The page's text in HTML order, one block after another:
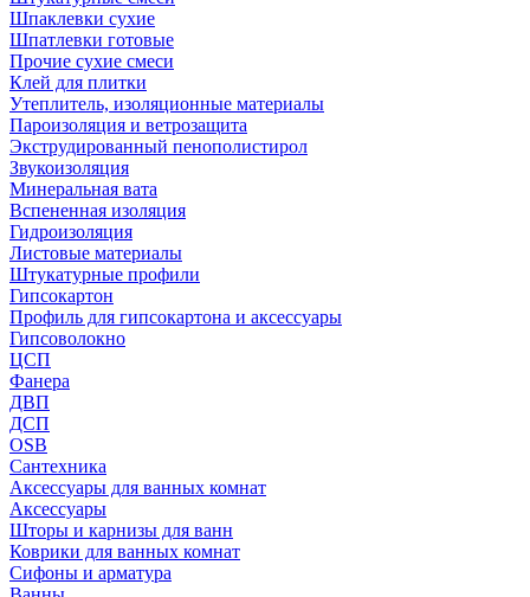
Шпаклевки сухие
Шпатлевки готовые
Прочие сухие смеси
Клей для плитки
Утеплитель, изоляционные материалы
Пароизоляция и ветрозащита
Экструдированный пенополистирол
Звукоизоляция
Минеральная вата
Вспененная изоляция
Гидроизоляция
Листовые материалы
Штукатурные профили
Гипсокартон
Профиль для гипсокартона и аксессуары
Гипсоволокно
ЦСП
Фанера
ДВП
ДСП
OSB
Сантехника
Аксессуары для ванных комнат
Аксессуары
Шторы и карнизы для ванн
Коврики для ванных комнат
Сифоны и арматура